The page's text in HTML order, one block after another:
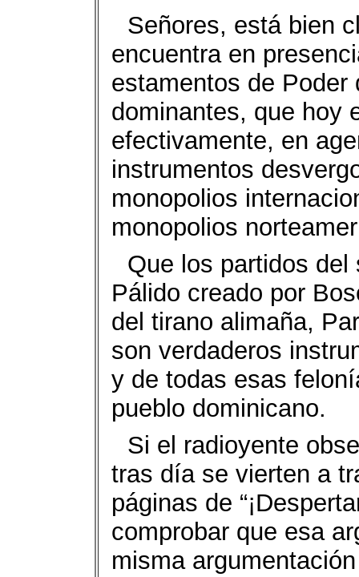
Señores, está bien
encuentra en
estamentos de
dominantes, que hoy
efectivamente, en
instrumentos
monopolios
monopolios
Que los partidos
Pálido creado por
del tirano alimaña,
son verdaderos
y de todas esas
pueblo dominicano.
Si el radioyente
tras día se vierten a
páginas de
comprobar que esa
misma